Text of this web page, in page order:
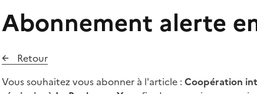
Abonnement alerte
Retour
Vous souhaitez vous abonner à l'article : Coopération